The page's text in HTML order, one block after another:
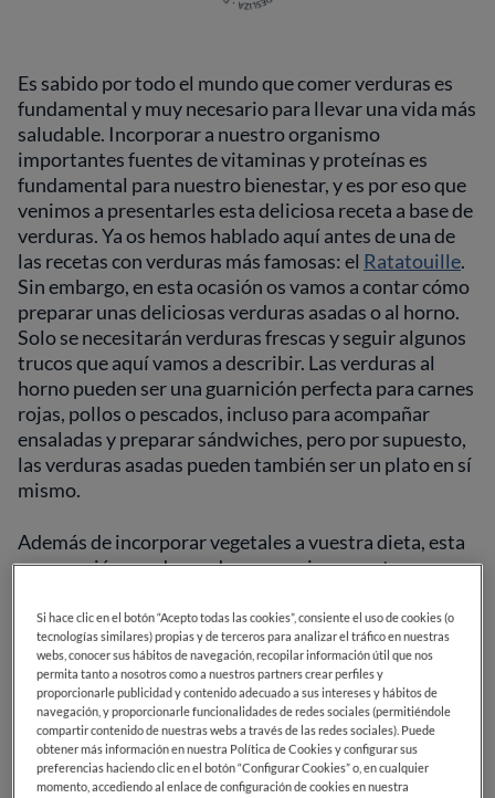
Es sabido por todo el mundo que comer verduras es
fundamental y muy necesario para llevar una vida más
saludable. Incorporar a nuestro organismo
importantes fuentes de vitaminas y proteínas es
fundamental para nuestro bienestar, y es por eso que
venimos a presentarles esta deliciosa receta a base de
verduras. Ya os hemos hablado aquí antes de una de
las recetas con verduras más famosas: el Ratatouille.
Sin embargo, en esta ocasión os vamos a contar cómo
preparar unas deliciosas verduras asadas o al horno.
Solo se necesitarán verduras frescas y seguir algunos
trucos que aquí vamos a describir. Las verduras al
horno pueden ser una guarnición perfecta para carnes
rojas, pollos o pescados, incluso para acompañar
ensaladas y preparar sándwiches, pero por supuesto,
las verduras asadas pueden también ser un plato en sí
mismo.
Además de incorporar vegetales a vuestra dieta, esta
preparación puede ayudar a organizar vuestra semana
no tienen mucho tiempo para cocinar, ya sea por
trabajo o por otras actividades que priven de prender
el horno muy seguido.
Qué verduras puedes hacer
al horno
Si hace clic en el botón “Acepto todas las cookies”, consiente el uso de cookies (o
tecnologías similares) propias y de terceros para analizar el tráfico en nuestras
webs, conocer sus hábitos de navegación, recopilar información útil que nos
permita tanto a nosotros como a nuestros partners crear perfiles y
proporcionarle publicidad y contenido adecuado a sus intereses y hábitos de
navegación, y proporcionarle funcionalidades de redes sociales (permitiéndole
compartir contenido de nuestras webs a través de las redes sociales). Puede
obtener más información en nuestra Política de Cookies y configurar sus
preferencias haciendo clic en el botón “Configurar Cookies” o, en cualquier
momento, accediendo al enlace de configuración de cookies en nuestra